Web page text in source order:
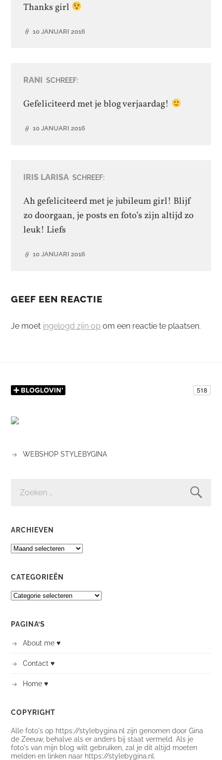
Thanks girl
10 JANUARI 2016
RANI SCHREEF:
Gefeliciteerd met je blog verjaardag!
10 JANUARI 2016
IRIS LARISA SCHREEF:
Ah gefeliciteerd met je jubileum girl! Blijf
zo doorgaan, je posts en foto’s zijn altijd zo
leuk! Liefs
10 JANUARI 2016
GEEF EEN REACTIE
Je moet ingelogd zijn op om een reactie te plaatsen.
WEBSHOP STYLEBYGINA
NAAR:
ARCHIEVEN
ARCHIEVEN
CATEGORIEËN
CATEGORIEËN
PAGINA’S
About me ♥
Contact ♥
Home ♥
COPYRIGHT
Alle foto's op https://stylebygina.nl zijn genomen door Gina
de Zeeuw, behalve als er anders bij staat vermeld. Als je
foto's van mijn blog wilt gebruiken, zal je dit altijd moeten
melden en linken naar https://stylebygina.nl.